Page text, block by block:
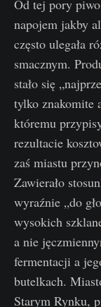
Od tej pory
napojem jakby
często ulegała
smacznym.
stało się
tylko znakomite
któremu
rezultacie
zaś miastu
Zawierało
wyraźnie „do
wysokich
a nie
fermentacji a
butelkach.
Starym Rynku,